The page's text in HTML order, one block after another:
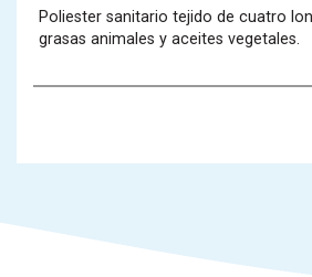
Poliester sanitario tejido de cuatro
grasas animales y aceites vegetales.